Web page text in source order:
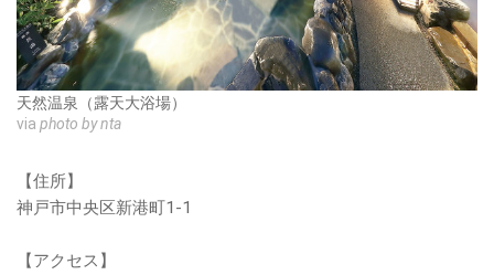
天然温泉（露天大浴場）
via photo by nta
【住所】
神戸市中央区新港町1-1
【アクセス】